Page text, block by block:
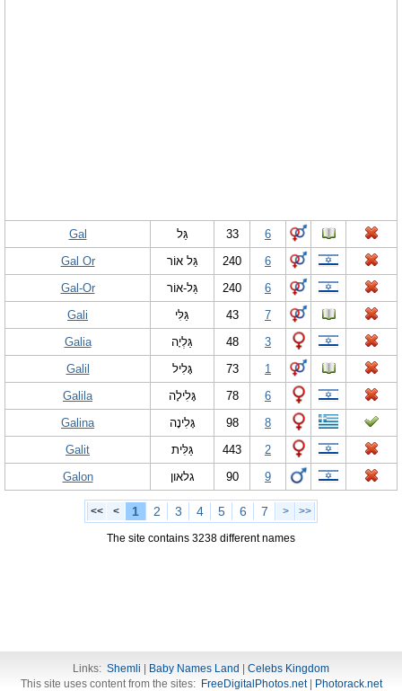
Gal גַּל 33
6
Gal Or
גַּל אוֹר 240
6
Gal-Or
גַּל-אוֹר 240
6
Gali
גַּלִּי 43
7
Galia
גַּלְיָה 48
3
Galil
גָּלִיל 73
1
Galila
גָּלִילָה 78
6
Galina
גָּלִינָה 98
8
Galit
גַּלִּית 443
2
Galon
גלאון 90 9
<< < 1 2 3 4 5 6 7 > >>
The site contains 3238 different names
Links: Shemli Baby Names Land
Celebs Kingdom
This site uses content from the sites: FreeDigitalPhotos.net| Photorack.net